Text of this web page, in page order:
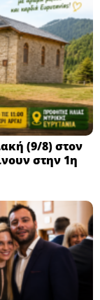
(9/8) στον
στην 1η